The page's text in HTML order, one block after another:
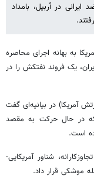
در أربیل، بامداد
به بهانه اجرای محاصره
یک فروند نفتکش را در
آمریکا) در بیانیه‌ای گفت
که در حال حرکت به مقصد
است.
شناور آمریکایی-
موشکی قرار داد.